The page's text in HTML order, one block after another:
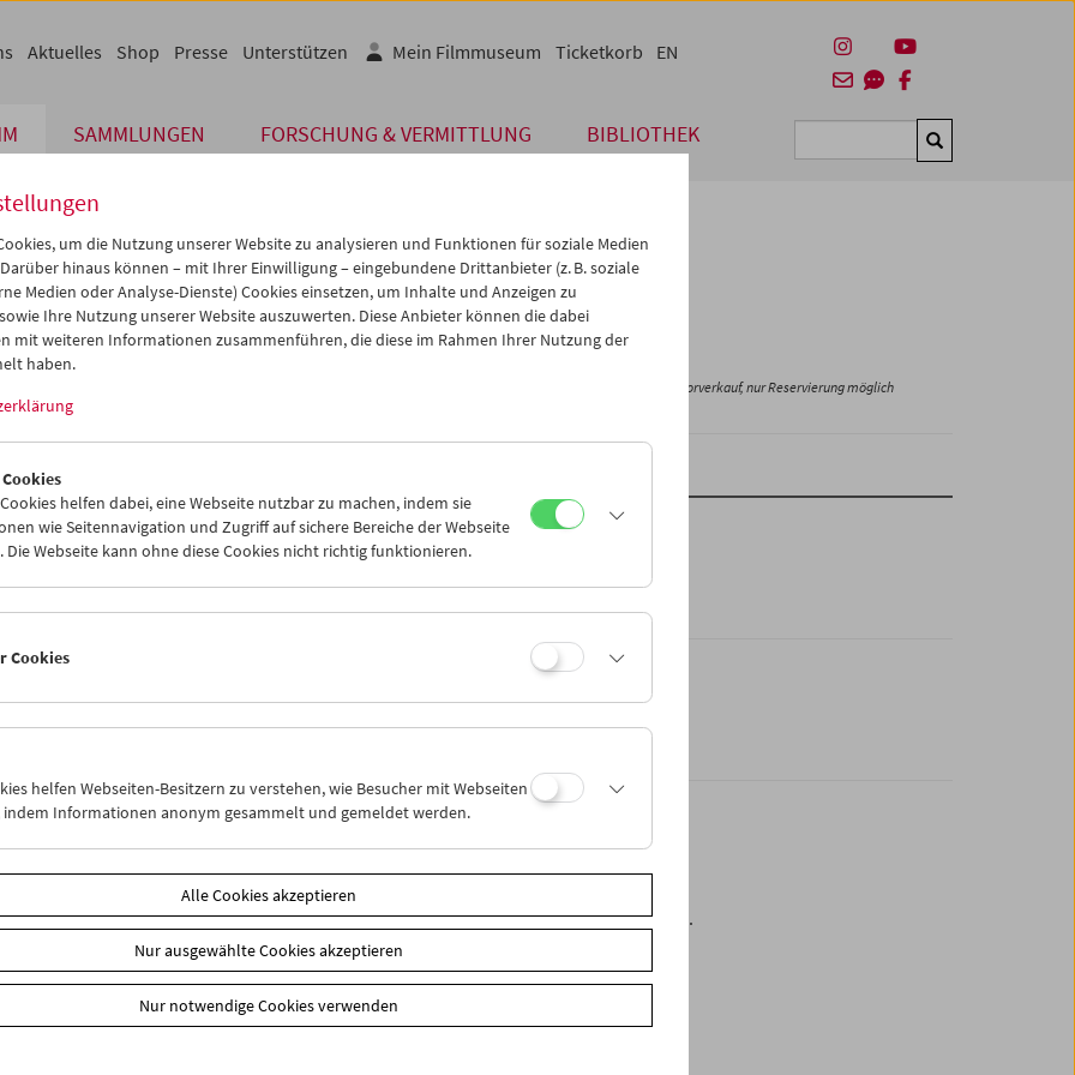
SAMMLUNGEN FORSCHUNG & VERMITTLUNG BIBLIOTHEK Suchen
Aktuelles Shop Presse Unterstützen Mein Filmmuseum Ticketkorb EN
diesseits und jenseits des Verstandes
Kein Vorverkauf, nur Reservierung möglich
EUR 10,50
Sie Ihre Mitgliedschaft und Ihren Zehnerblock nutzen.
online nur reserviert werden. Die Ausgabe erfolgt ausschließlich an der Kassa.
finden Siehier.
um die Nutzung unserer Website zu analysieren und Funktionen für soziale Medien
hinaus können – mit Ihrer Einwilligung – eingebundene Drittanbieter (z. B. soziale
Medien oder Analyse-Dienste) Cookies einsetzen, um Inhalte und Anzeigen zu
Ihre Nutzung unserer Website auszuwerten. Diese Anbieter können die dabei
mit weiteren Informationen zusammenführen, die diese im Rahmen Ihrer Nutzung der
haben.
helfen dabei, eine Webseite nutzbar zu machen, indem sie
wie Seitennavigation und Zugriff auf sichere Bereiche der Webseite
Die Webseite kann ohne diese Cookies nicht richtig funktionieren.
Cookies
helfen Webseiten-Besitzern zu verstehen, wie Besucher mit Webseiten
indem Informationen anonym gesammelt und gemeldet werden.
Alle Cookies akzeptieren
Nur ausgewählte Cookies akzeptieren
Nur notwendige Cookies verwenden